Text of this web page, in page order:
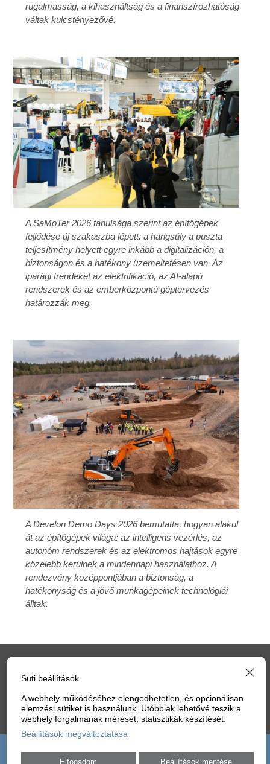
rugalmasság, a kihasználtság és a finanszírozhatóság
váltak kulcstényezővé.
A SaMoTer 2026 tanulsága szerint az építőgépek
fejlődése új szakaszba lépett: a hangsúly a puszta
teljesítmény helyett egyre inkább a digitalizáción, a
biztonságon és a hatékony üzemeltetésen van. Az
iparági trendeket az elektrifikáció, az AI-alapú
rendszerek és az emberközpontú géptervezés
határozzák meg.
A Develon Demo Days 2026 bemutatta, hogyan alakul
át az építőgépek világa: az intelligens vezérlés, az
autonóm rendszerek és az elektromos hajtások egyre
közelebb kerülnek a mindennapi használathoz. A
rendezvény középpontjában a biztonság, a
hatékonyság és a jövő munkagépeinek technológiái
álltak.
IMPRESSZUM
ADATVÉDELEM
HOZZÁSZÓLÁSI SZABÁLYZAT
SÜTI
BEÁLLÍTÁSOK
Süti beállítások
A webhely működéséhez elengedhetetlen, és opcionálisan
elemzési sütiket is használunk. Utóbbiak lehetővé teszik a
webhely forgalmának mérését, statisztikák készítését.
Beállítások megváltoztatása
Elfogadom Beállítások mentése